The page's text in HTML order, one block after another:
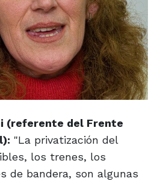
(referente del Frente
"La privatización del
los trenes, los
de bandera, son algunas